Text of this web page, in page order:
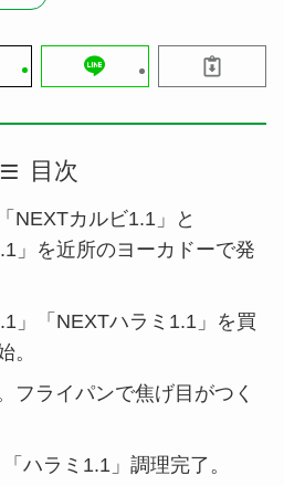
目次
NEXTカルビ1.1」と
」を近所のヨーカドーで発
」「NEXTハラミ1.1」を買
。
フライパンで焦げ目がつく
ハラミ1.1」調理完了。